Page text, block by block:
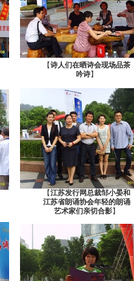
【诗人们在晒诗会现场品茶
吟诗】
【江苏发行网总裁邹小晏和
江苏省朗诵协会年轻的朗诵
艺术家们亲切合影】